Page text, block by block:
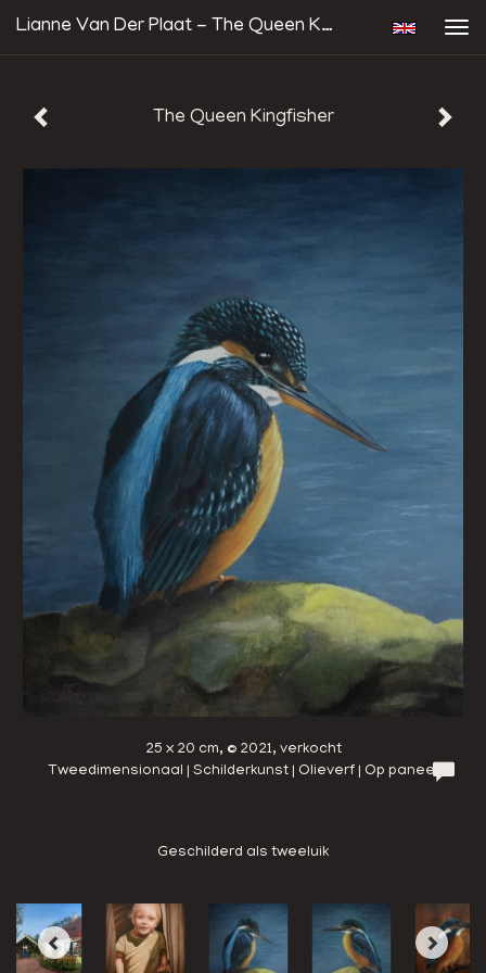
Lianne Van Der Plaat - The Queen Kingfisher
The Queen Kingfisher
25 x 20 cm, © 2021, verkocht
Tweedimensionaal | Schilderkunst | Olieverf | Op paneel
Geschilderd als tweeluik